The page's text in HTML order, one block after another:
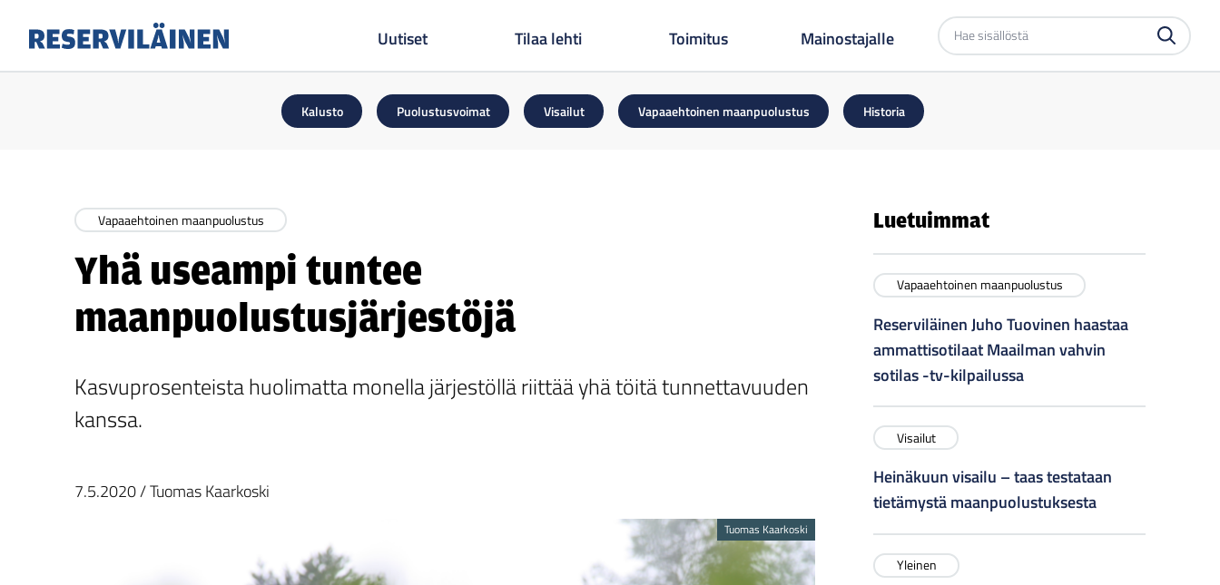
Uutiset Tilaa lehti Toimitus Mainostajalle
Etsi
sivustolta
Kalusto Puolustusvoimat Visailut Vapaaehtoinen maanpuolustus Historia
Vapaaehtoinen maanpuolustus
Yhä useampi tuntee
maanpuolustusjärjestöjä
Kasvuprosenteista huolimatta monella järjestöllä riittää yhä töitä tunnettavuuden
kanssa.
7.5.2020/Tuomas Kaarkoski
Tuomas Kaarkoski
Luetuimmat
Vapaaehtoinen maanpuolustus
Reserviläinen Juho Tuovinen haastaa
ammattisotilaat Maailman vahvin
sotilas -tv-kilpailussa
Visailut
Heinäkuun visailu – taas testataan
tietämystä maanpuolustuksesta
Yleinen